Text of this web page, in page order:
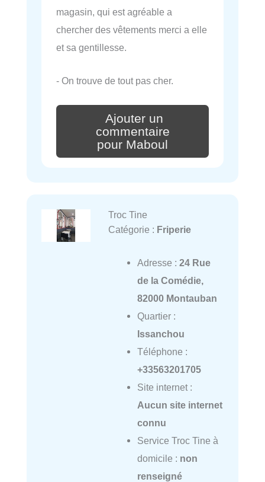
magasin, qui est agréable a
chercher des vêtements merci a elle
et sa gentillesse.
- On trouve de tout pas cher.
Ajouter un
commentaire
pour Maboul
Troc Tine
Catégorie : Friperie
Adresse : 24 Rue
de la Comédie,
82000 Montauban
Quartier :
Issanchou
Téléphone :
+33563201705
Site internet :
Aucun site internet
connu
Service Troc Tine à
domicile : non
renseigné